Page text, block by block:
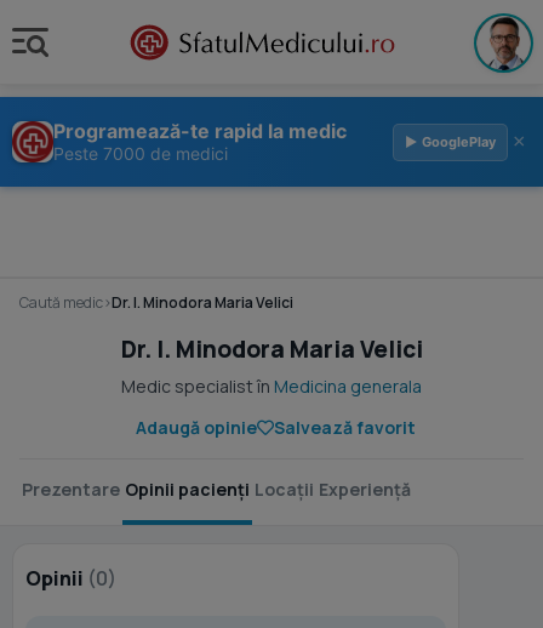
Programează-te rapid la medic
Peste 7000 de medici
▶ GooglePlay ×
Caută medic›Dr. I. Minodora Maria Velici
Dr. I. Minodora Maria Velici
Medic specialist în Medicina generala
Adaugă opinie
Salvează favorit
Prezentare Opinii pacienți Locații Experiență
Opinii (0)